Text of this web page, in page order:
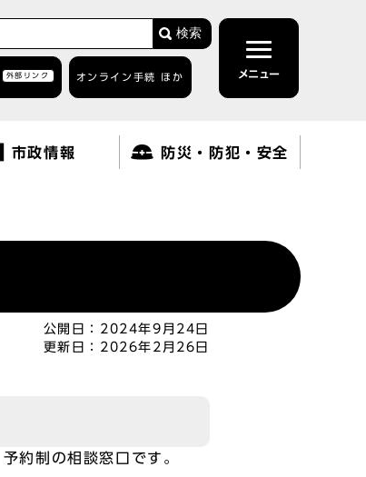
検索
外部リンク オンライン手続 ほか メニュー
市政情報 防災・防犯・安全
公開日： 2024年9月24日
更新日： 2026年2月26日
約制の相談窓口です。